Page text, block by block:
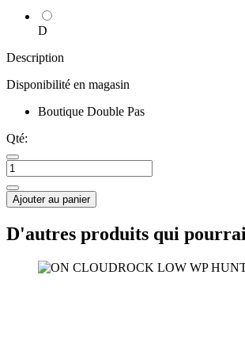
D
Description
Disponibilité en magasin
Boutique Double Pas
Qté:
Ajouter au panier
D'autres produits qui